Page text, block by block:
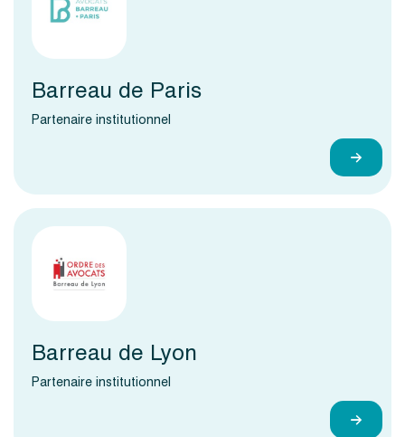
Barreau de Paris
Partenaire institutionnel
Barreau de Lyon
Partenaire institutionnel